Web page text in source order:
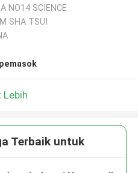
NO14 SCIENCE
SHA TSUI
Lebih
Terbaik untuk